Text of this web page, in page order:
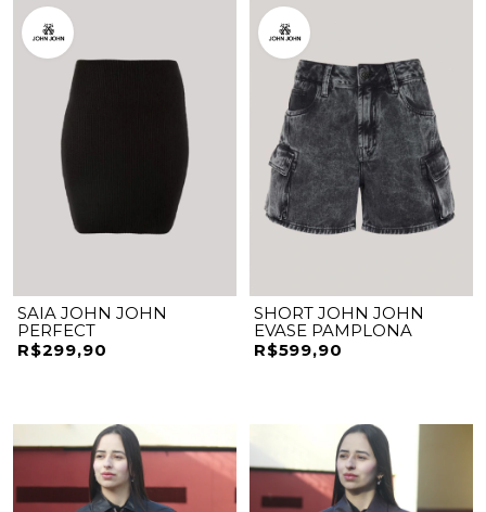
SAIA JOHN JOHN
PERFECT
R$299,90
SHORT JOHN JOHN
EVASE PAMPLONA
R$599,90